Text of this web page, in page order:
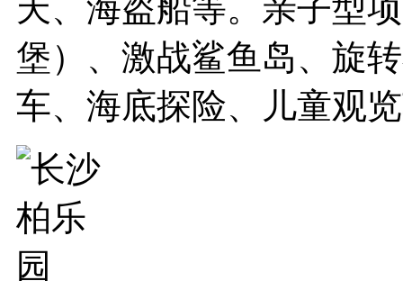
天、海盗船等。亲子型
堡）、激战鲨鱼岛、旋
车、海底探险、儿童观